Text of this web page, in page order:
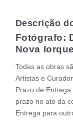
Descrição
Fotógrafo:
Nova
Todas as obras
Artistas e
Prazo de
prazo no ato da
Entrega para